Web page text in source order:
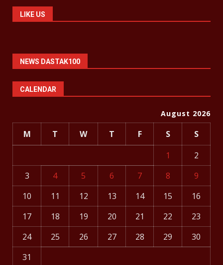
LIKE US
NEWS DASTAK100
CALENDAR
August 2026
M T W T F S
S
1
2
3
4 5 6 7 8
9
10
11 12 13 14 15
16
17
18 19 20 21 22
23
24
25 26 27 28 29
30
31